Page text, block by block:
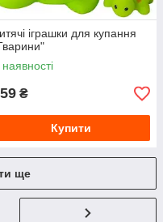
іграшки для купання
₴
Купити
ще